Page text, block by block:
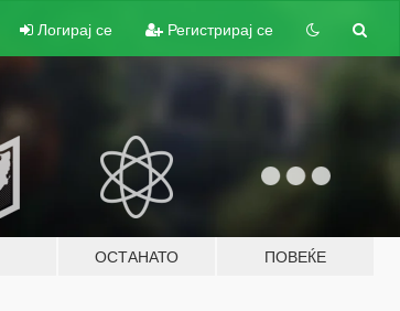
Логирај се Регистрирај се
ОСТАНАТО ПОВЕЌЕ